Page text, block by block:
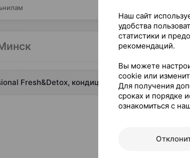
Fresh&Detox, кондиционер для волос, 300
На карте
89
Наш сайт
удобства
статистики и
рекомендаций.
Вы можете
cookie или
Для получения
сроках и порядке
ознакомиться с